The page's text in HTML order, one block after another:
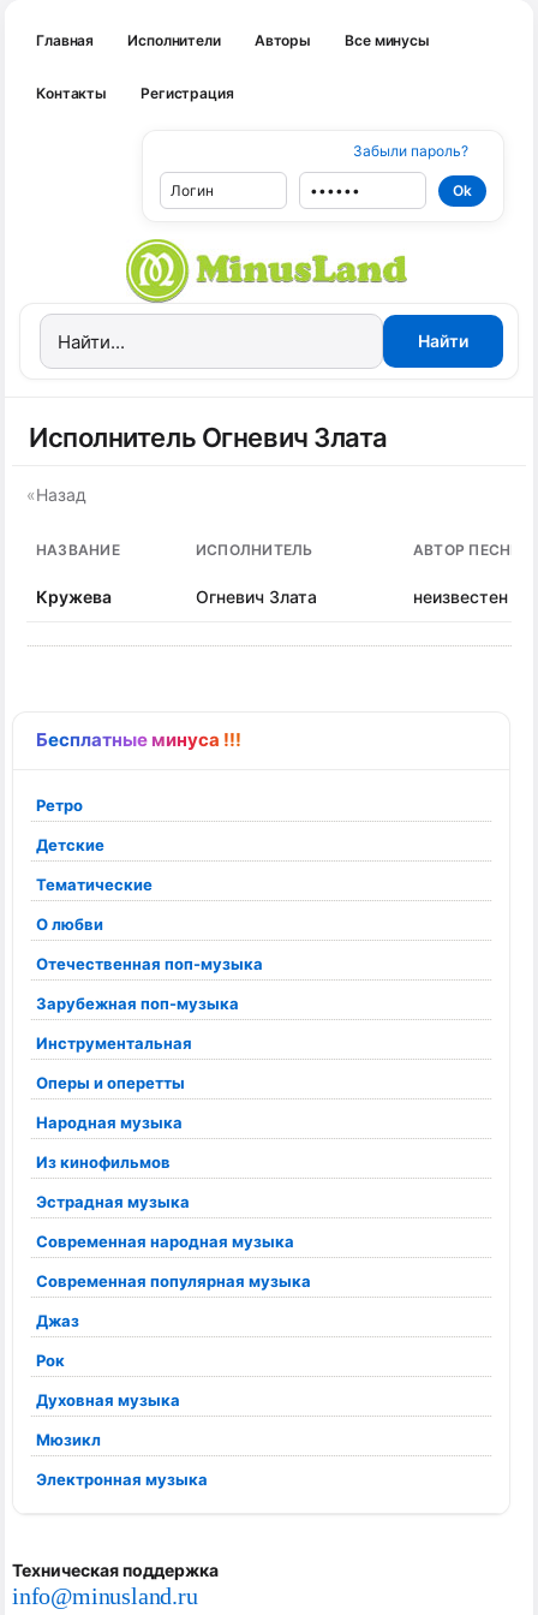
Главная Исполнители Авторы Все минусы
Контакты Регистрация
Забыли пароль?
Бесплатные минуса !!!
Ретро
Детские
Тематические
О любви
Отечественная поп-музыка
Зарубежная поп-музыка
Инструментальная
Оперы и оперетты
Народная музыка
Из кинофильмов
Эстрадная музыка
Современная народная музыка
Современная популярная музыка
Джаз
Рок
Духовная музыка
Мюзикл
Электронная музыка
Техническая поддержка
info@minusland.ru
Исполнитель Огневич Злата
«Назад
НАЗВАНИЕ ИСПОЛНИТЕЛЬ АВТОР ПЕСНИ
Кружева Огневич Злата неизвестен